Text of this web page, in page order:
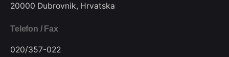
20000 Dubrovnik, Hrvatska
Telefon / Fax
020/357-022